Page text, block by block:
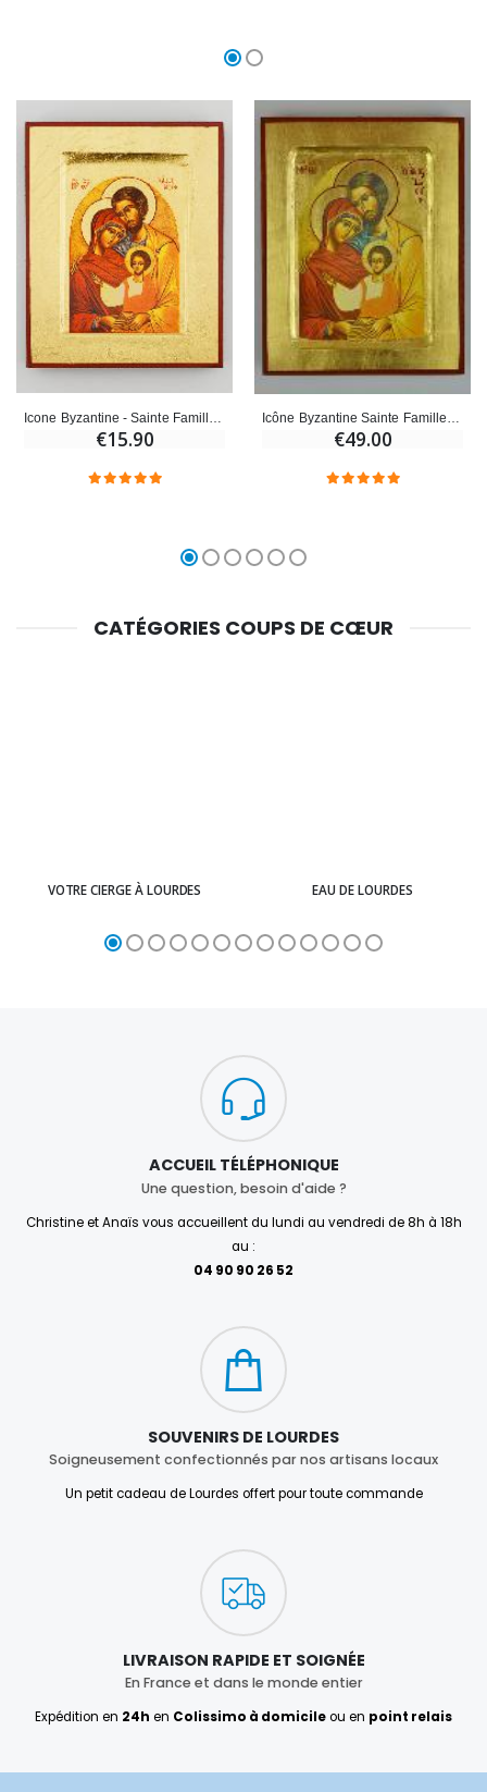
€15.90 €49.00
CATÉGORIES COUPS DE CŒUR
VOTRE CIERGE À LOURDES EAU DE LOURDES
ACCUEIL TÉLÉPHONIQUE
Une question, besoin d'aide ?
Christine et Anaïs vous accueillent du lundi au vendredi de 8h à 18h
au :
04 90 90 26 52
SOUVENIRS DE LOURDES
Soigneusement confectionnés par nos artisans locaux
Un petit cadeau de Lourdes offert pour toute commande
LIVRAISON RAPIDE ET SOIGNÉE
En France et dans le monde entier
Expédition en 24h en Colissimo à domicileou en point relais